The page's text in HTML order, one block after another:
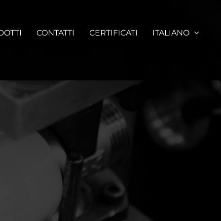
CONTATTI CERTIFICATI ITALIANO